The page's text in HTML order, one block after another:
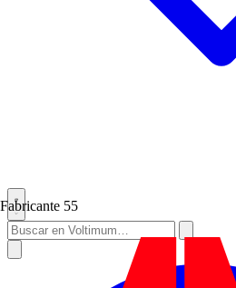
Fabricante 55